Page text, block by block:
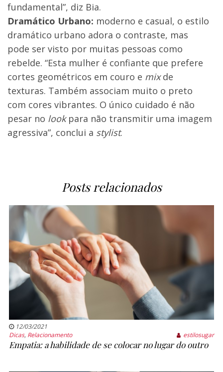
fundamental”, diz Bia.
Dramático Urbano: moderno e casual, o estilo
dramático urbano adora o contraste, mas
pode ser visto por muitas pessoas como
rebelde. “Esta mulher é confiante que prefere
cortes geométricos em couro e mixde
texturas. Também associam muito o preto
com cores vibrantes. O único cuidado é não
pesar no look para não transmitir uma imagem
agressiva”, conclui a stylist.
Posts relacionados
12/03/2021
Dicas, Relacionamento estilosugar
Empatia: a habilidade de se colocar no lugar do outro